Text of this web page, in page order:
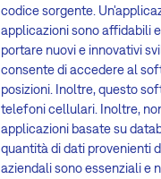
codice sorgente.
applicazioni sono affidabili
portare nuovi e innovativi
consente di accedere al
posizioni. Inoltre, questo
telefoni cellulari. Inoltre,
applicazioni basate su
quantità di dati provenienti
aziendali sono essenziali e